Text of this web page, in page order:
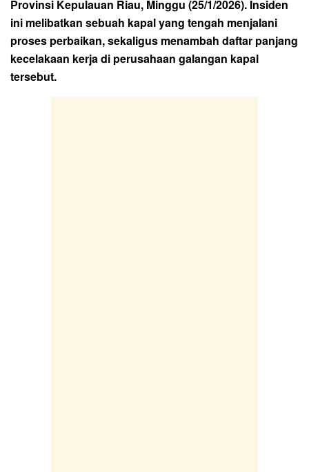
Provinsi Kepulauan Riau, Minggu (25/1/2026). Insiden
ini melibatkan sebuah kapal yang tengah menjalani
proses perbaikan, sekaligus menambah daftar panjang
kecelakaan kerja di perusahaan galangan kapal
tersebut.